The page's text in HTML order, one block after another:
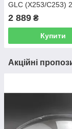
GLC (X253/С253)
2019 ліве
2 889 ₴
Купити
Акційні